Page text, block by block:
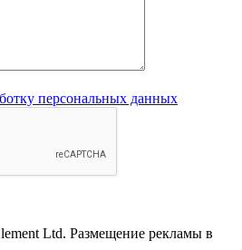
персональных данных
Ltd. Размещение рекламы в